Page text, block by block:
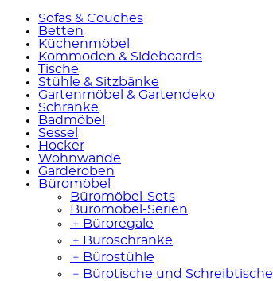
Sofas & Couches
Betten
Küchenmöbel
Kommoden & Sideboards
Tische
Stühle & Sitzbänke
Gartenmöbel & Gartendeko
Schränke
Badmöbel
Sessel
Hocker
Wohnwände
Garderoben
Büromöbel
Büromöbel-Sets
Büromöbel-Serien
﹢ Büroregale
﹢ Büroschränke
﹢ Bürostühle
﹣ Bürotische und Schreibtische